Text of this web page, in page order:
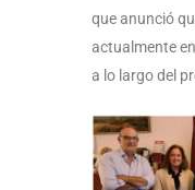
que anunció
actualmente
a lo largo del